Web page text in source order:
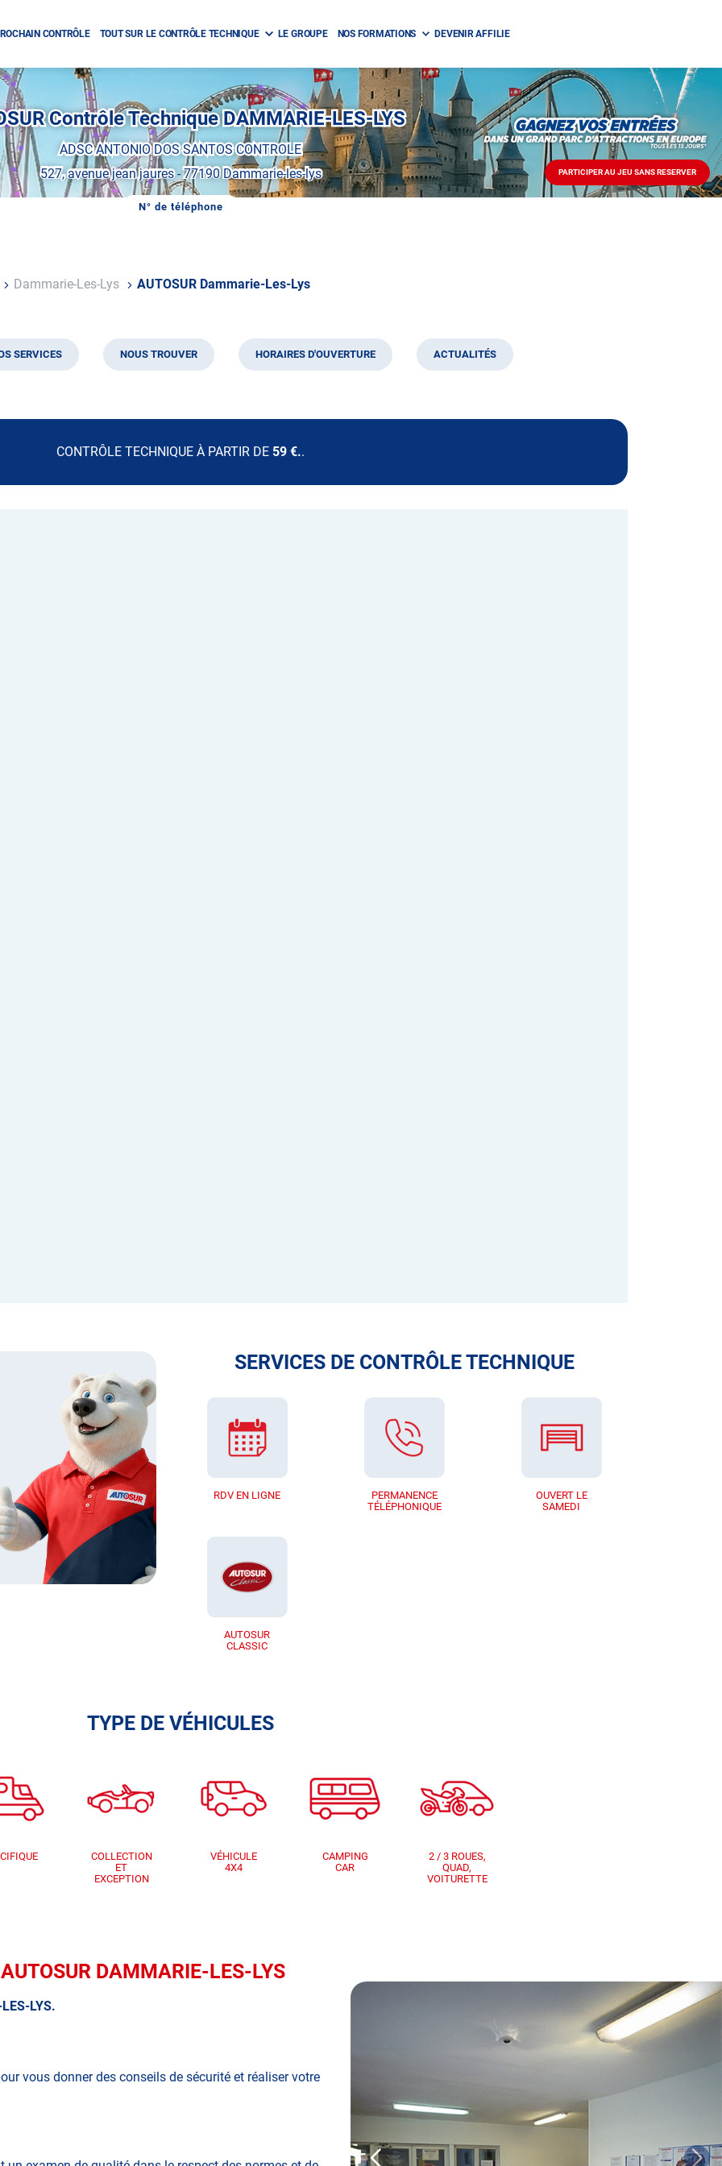
CONTRÔLE TOUT SUR LE CONTRÔLE TECHNIQUE LE GROUPE NOS FORMATIONS DEVENIR AFFILIE
PARTICIPER AU JEU SANS RESERVER
PARTICIPER
AU
JEU
Contrôle Technique DAMMARIE-LES-LYS
ADSC ANTONIO DOS SANTOS CONTROLE
527, avenue jean jaures-77190 Dammarie-les-lys
N° de téléphone
AFFICHER
CENTRE
Dammarie-Les-Lys AUTOSUR Dammarie-Les-Lys
SERVICES NOUS TROUVER HORAIRES D'OUVERTURE ACTUALITÉS
CONTRÔLE TECHNIQUE À PARTIR DE 59 €..
SERVICES DE CONTRÔLE TECHNIQUE
RDV EN LIGNE
PERMANENCE
TÉLÉPHONIQUE
OUVERT LE
SAMEDI
AUTOSUR
CLASSIC
TYPE DE VÉHICULES
COLLECTION
ET
EXCEPTION
VÉHICULE
4X4
CAMPING
CAR
2 / 3 ROUES,
QUAD,
VOITURETTE
DAMMARIE-LES-LYS
LYS.
vous donner des conseils de sécurité et réaliser votre